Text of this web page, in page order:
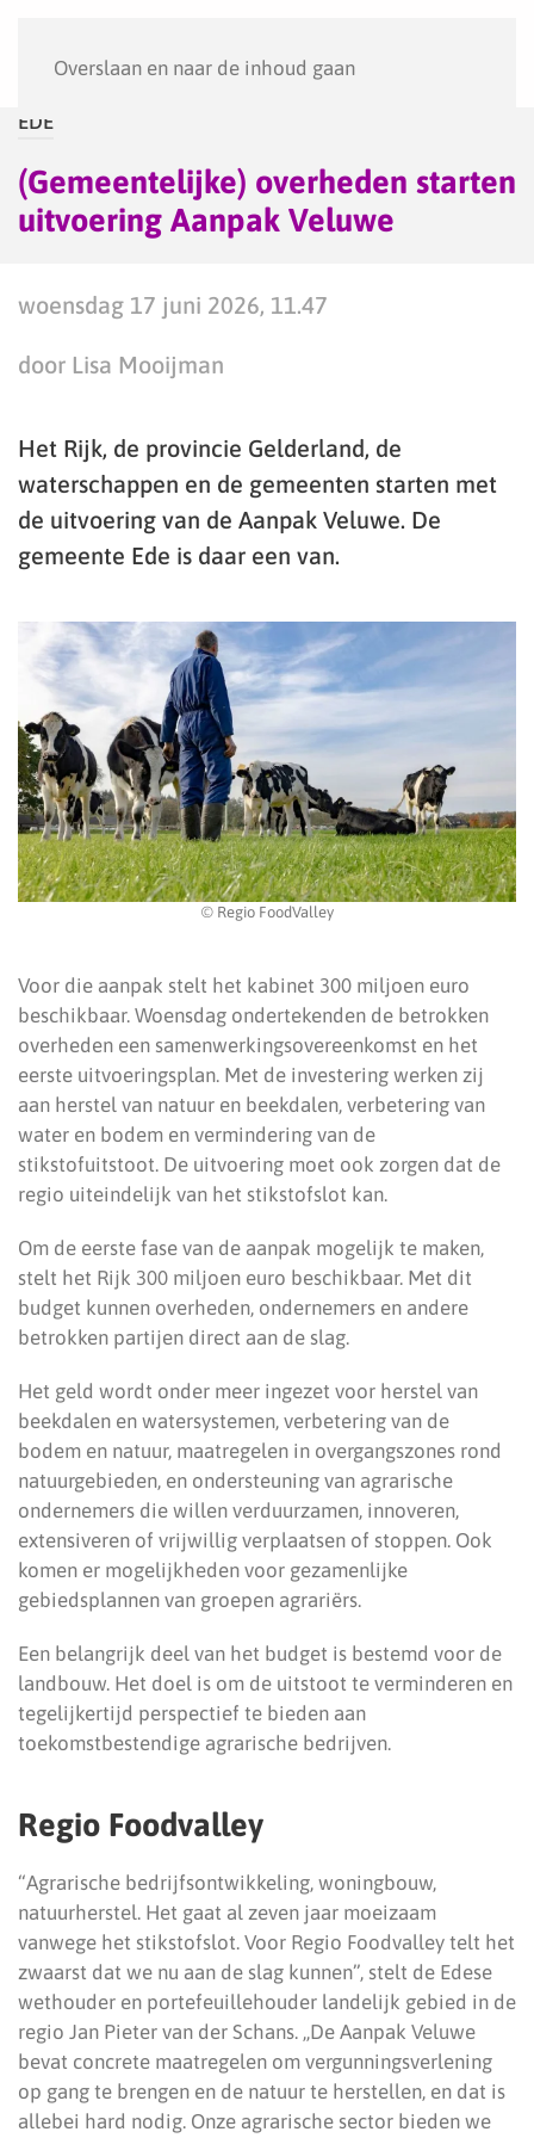
Overslaan en naar de inhoud gaan
EDE
(Gemeentelijke) overheden starten
uitvoering Aanpak Veluwe
woensdag 17 juni 2026, 11.47
door Lisa Mooijman
Het Rijk, de provincie Gelderland, de
waterschappen en de gemeenten starten met
de uitvoering van de Aanpak Veluwe. De
gemeente Ede is daar een van.
© Regio FoodValley
Voor die aanpak stelt het kabinet 300 miljoen euro
beschikbaar. Woensdag ondertekenden de betrokken
overheden een samenwerkingsovereenkomst en het
eerste uitvoeringsplan. Met de investering werken zij
aan herstel van natuur en beekdalen, verbetering van
water en bodem en vermindering van de
stikstofuitstoot. De uitvoering moet ook zorgen dat de
regio uiteindelijk van het stikstofslot kan.
Om de eerste fase van de aanpak mogelijk te maken,
stelt het Rijk 300 miljoen euro beschikbaar. Met dit
budget kunnen overheden, ondernemers en andere
betrokken partijen direct aan de slag.
Het geld wordt onder meer ingezet voor herstel van
beekdalen en watersystemen, verbetering van de
bodem en natuur, maatregelen in overgangszones rond
natuurgebieden, en ondersteuning van agrarische
ondernemers die willen verduurzamen, innoveren,
extensiveren of vrijwillig verplaatsen of stoppen. Ook
komen er mogelijkheden voor gezamenlijke
gebiedsplannen van groepen agrariërs.
Een belangrijk deel van het budget is bestemd voor de
landbouw. Het doel is om de uitstoot te verminderen en
tegelijkertijd perspectief te bieden aan
toekomstbestendige agrarische bedrijven.
Regio Foodvalley
“Agrarische bedrijfsontwikkeling, woningbouw,
natuurherstel. Het gaat al zeven jaar moeizaam
vanwege het stikstofslot. Voor Regio Foodvalley telt het
zwaarst dat we nu aan de slag kunnen”, stelt de Edese
wethouder en portefeuillehouder landelijk gebied in de
regio Jan Pieter van der Schans. ,,De Aanpak Veluwe
bevat concrete maatregelen om vergunningsverlening
op gang te brengen en de natuur te herstellen, en dat is
allebei hard nodig. Onze agrarische sector bieden we